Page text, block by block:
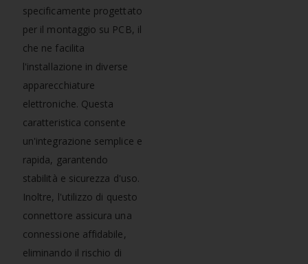
specificamente progettato
per il montaggio su PCB, il
che ne facilita
l'installazione in diverse
apparecchiature
elettroniche. Questa
caratteristica consente
un'integrazione semplice e
rapida, garantendo
stabilità e sicurezza d'uso.
Inoltre, l'utilizzo di questo
connettore assicura una
connessione affidabile,
eliminando il rischio di